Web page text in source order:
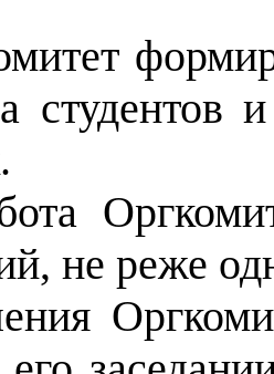
студентов
не реже